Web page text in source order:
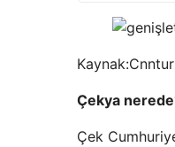
Kaynak:
Çekya
Çek